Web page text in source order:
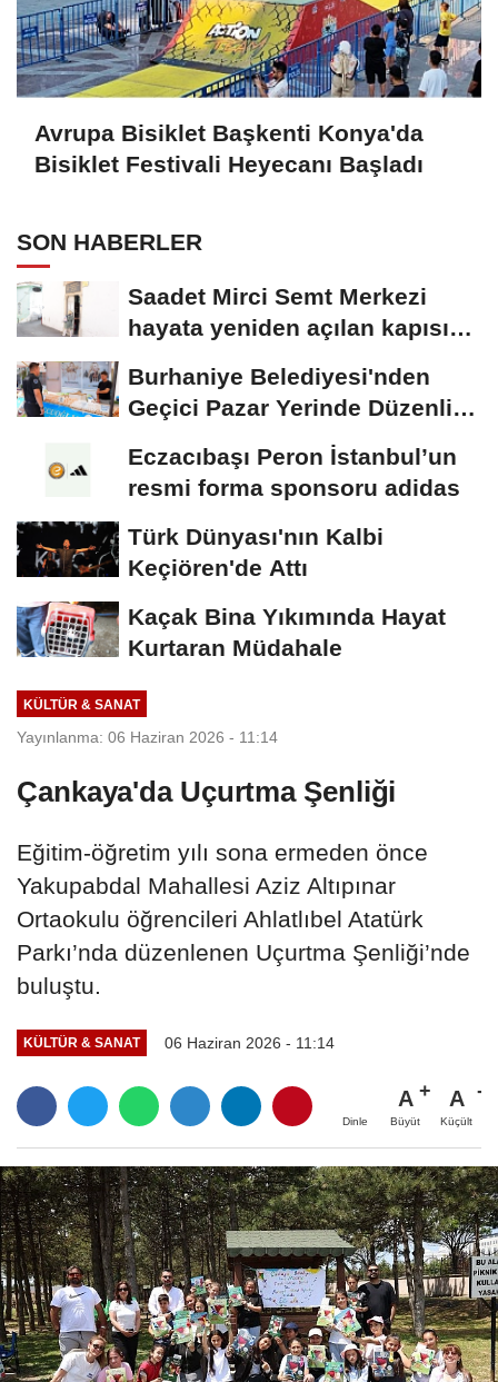
Avrupa Bisiklet Başkenti Konya'da
Bisiklet Festivali Heyecanı Başladı
SON HABERLER
Saadet Mirci Semt Merkezi
hayata yeniden açılan kapısı
Burhaniye Belediyesi'nden
Geçici Pazar Yerinde Düzenli
Eczacıbaşı Peron İstanbul’un
resmi forma sponsoru adidas
Türk Dünyası'nın Kalbi
Keçiören'de Attı
Kaçak Bina Yıkımında Hayat
Kurtaran Müdahale
KÜLTÜR & SANAT
Yayınlanma: 06 Haziran 2026 - 11:14
Çankaya'da Uçurtma Şenliği
Eğitim-öğretim yılı sona ermeden önce
Yakupabdal Mahallesi Aziz Altıpınar
Ortaokulu öğrencileri Ahlatlıbel Atatürk
Parkı’nda düzenlenen Uçurtma Şenliği’nde
buluştu.
KÜLTÜR & SANAT 06 Haziran 2026 - 11:14
Dinle
A
Büyüt
A
Küçült